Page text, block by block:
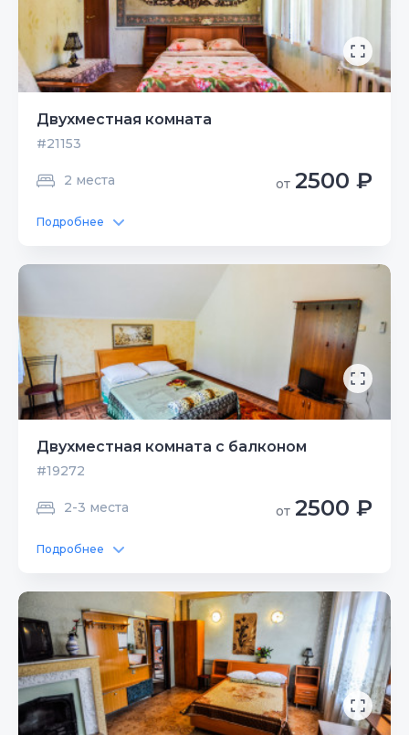
Двухместная комната
#21153
2 места от 2500 ₽
Подробнее
Двухместная комната с балконом
#19272
2-3 места от 2500 ₽
Подробнее